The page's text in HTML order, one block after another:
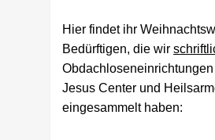
Hier findet ihr
Bedürftigen, die wir
Obdachloseneinrichtungen
Jesus Center und
eingesammelt haben: